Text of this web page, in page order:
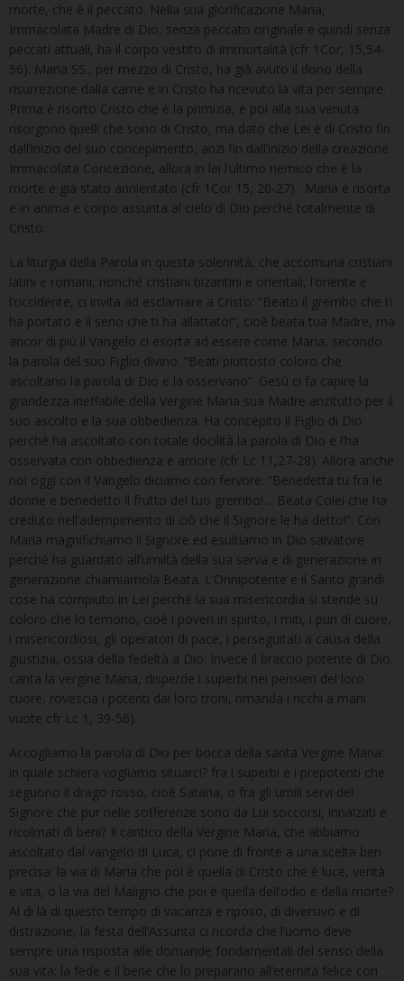
morte, che è il peccato. Nella sua glorificazione Maria,
Immacolata Madre di Dio, senza peccato originale e quindi senza
peccati attuali, ha il corpo vestito di immortalità (cfr 1Cor, 15,54-
56). Maria SS., per mezzo di Cristo, ha già avuto il dono della
risurrezione dalla carne e in Cristo ha ricevuto la vita per sempre.
Prima è risorto Cristo che è la primizia, e poi alla sua venuta
risorgono quelli che sono di Cristo, ma dato che Lei è di Cristo fin
dall’inizio del suo concepimento, anzi fin dall’inizio della creazione
Immacolata Concezione, allora in lei l’ultimo nemico che è la
morte è già stato annientato (cfr 1Cor 15, 20-27). Maria è risorta
e in anima e corpo assunta al cielo di Dio perché totalmente di
Cristo.
La liturgia della Parola in questa solennità, che accomuna cristiani
latini e romani, nonché cristiani bizantini e orientali, l’oriente e
l’occidente, ci invita ad esclamare a Cristo: “Beato il grembo che ti
ha portato e il seno che ti ha allattato!”, cioè beata tua Madre, ma
ancor di più il Vangelo ci esorta ad essere come Maria, secondo
la parola del suo Figlio divino: “Beati piuttosto coloro che
ascoltano la parola di Dio e la osservano”. Gesù ci fa capire la
grandezza ineffabile della Vergine Maria sua Madre anzitutto per il
suo ascolto e la sua obbedienza. Ha concepito il Figlio di Dio
perché ha ascoltato con totale docilità la parola di Dio e l’ha
osservata con obbedienza e amore (cfr Lc 11,27-28). Allora anche
noi oggi con il Vangelo diciamo con fervore: “Benedetta tu fra le
donne e benedetto il frutto del tuo grembo!… Beata Colei che ha
creduto nell’adempimento di ciò che il Signore le ha detto!”. Con
Maria magnifichiamo il Signore ed esultiamo in Dio salvatore
perché ha guardato all’umiltà della sua serva e di generazione in
generazione chiamiamola Beata. L’Onnipotente e il Santo grandi
cose ha compiuto in Lei perché la sua misericordia si stende su
coloro che lo temono, cioè i poveri in spirito, i miti, i puri di cuore,
i misericordiosi, gli operatori di pace, i perseguitati a causa della
giustizia, ossia della fedeltà a Dio. Invece il braccio potente di Dio,
canta la vergine Maria, disperde i superbi nei pensieri del loro
cuore, rovescia i potenti dai loro troni, rimanda i ricchi a mani
vuote cfr Lc 1, 39-56).
Accogliamo la parola di Dio per bocca della santa Vergine Maria:
in quale schiera vogliamo situarci? fra i superbi e i prepotenti che
seguono il drago rosso, cioè Satana, o fra gli umili servi del
Signore che pur nelle sofferenze sono da Lui soccorsi, innalzati e
ricolmati di beni? Il cantico della Vergine Maria, che abbiamo
ascoltato dal vangelo di Luca, ci pone di fronte a una scelta ben
precisa: la via di Maria che poi è quella di Cristo che è luce, verità
e vita, o la via del Maligno che poi è quella dell’odio e della morte?
Al di là di questo tempo di vacanza e riposo, di diversivo e di
distrazione, la festa dell’Assunta ci ricorda che l’uomo deve
sempre una risposta alle domande fondamentali del senso della
sua vita: la fede e il bene che lo preparano all’eternità felice con